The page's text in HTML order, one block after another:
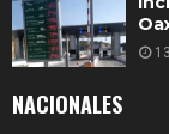
NACIONALES